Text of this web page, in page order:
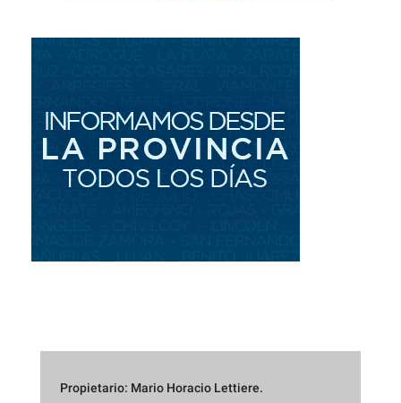
Propietario: Mario Horacio Lettiere.